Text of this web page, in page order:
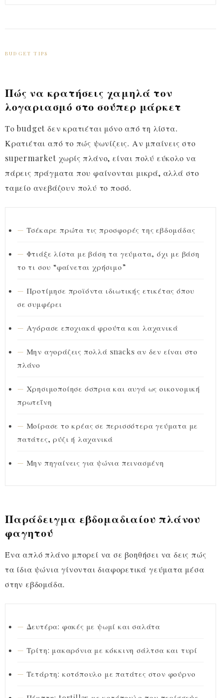
BUDGET TIPS
Πώς να κρατήσεις χαμηλά τον
λογαριασμό στο σούπερ μάρκετ
Το budget δεν κρατιέται μόνο από τη λίστα.
Κρατιέται από το πώς ψωνίζεις. Αν μπαίνεις στο
supermarket χωρίς πλάνο, είναι πολύ εύκολο να
πάρεις πράγματα που φαίνονται μικρά, αλλά στο
ταμείο ανεβάζουν πολύ το ποσό.
Τσέκαρε πρώτα τις προσφορές της εβδομάδας
Φτιάξε λίστα με βάση τα γεύματα, όχι με βάση
το τι σου “φαίνεται χρήσιμο”
Προτίμησε προϊόντα ιδιωτικής ετικέτας όπου
σε συμφέρει
Αγόρασε εποχιακά φρούτα και λαχανικά
Μην αγοράζεις πολλά snacks αν δεν είναι στο
πλάνο
Χρησιμοποίησε όσπρια και αυγά ως οικονομική
πρωτεΐνη
Μοίρασε το κρέας σε περισσότερα γεύματα με
πατάτες, ρύζι ή λαχανικά
Μην πηγαίνεις για ψώνια πεινασμένη
Παράδειγμα εβδομαδιαίου πλάνου
φαγητού
Ένα απλό πλάνο μπορεί να σε βοηθήσει να δεις πώς
τα ίδια ψώνια γίνονται διαφορετικά γεύματα μέσα
στην εβδομάδα.
Δευτέρα: φακές με ψωμί και σαλάτα
Τρίτη: μακαρόνια με κόκκινη σάλτσα και τυρί
Τετάρτη: κοτόπουλο με πατάτες στον φούρνο